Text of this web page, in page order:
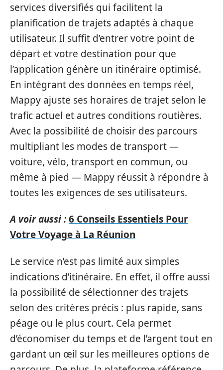
services diversifiés qui facilitent la
planification de trajets adaptés à chaque
utilisateur. Il suffit d’entrer votre point de
départ et votre destination pour que
l’application génère un itinéraire optimisé.
En intégrant des données en temps réel,
Mappy ajuste ses horaires de trajet selon le
trafic actuel et autres conditions routières.
Avec la possibilité de choisir des parcours
multipliant les modes de transport —
voiture, vélo, transport en commun, ou
même à pied — Mappy réussit à répondre à
toutes les exigences de ses utilisateurs.
A voir aussi :6 Conseils Essentiels Pour
Votre Voyage à La Réunion
Le service n’est pas limité aux simples
indications d’itinéraire. En effet, il offre aussi
la possibilité de sélectionner des trajets
selon des critères précis : plus rapide, sans
péage ou le plus court. Cela permet
d’économiser du temps et de l’argent tout en
gardant un œil sur les meilleures options de